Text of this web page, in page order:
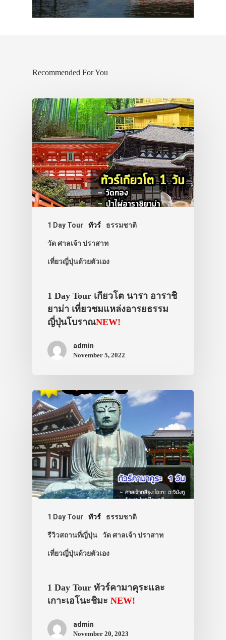
Recommended For You
1 Day Tour ทัวร์ ธรรมชาติ
วัด ศาลเจ้า ปราสาท
เที่ยวญี่ปุ่นด้วยตัวเอง
1 Day Tour เกียวโต นารา อาราชิ
ยาม่า เที่ยวชมแหล่งอารยธรรม
ญี่ปุ่นโบราณNEW!
admin
November 5, 2022
1 Day Tour ทัวร์ ธรรมชาติ
รีวิวสถานที่ญี่ปุ่น วัด ศาลเจ้า ปราสาท
เที่ยวญี่ปุ่นด้วยตัวเอง
1 Day Tour ทัวร์คามาคุระและ
เกาะเอโนะชิมะ NEW!
admin
November 20, 2023